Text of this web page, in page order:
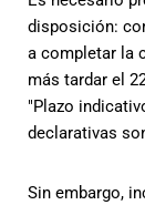
disposición:
a completar la
más tardar el
"Plazo
declarativas
Sin embargo,